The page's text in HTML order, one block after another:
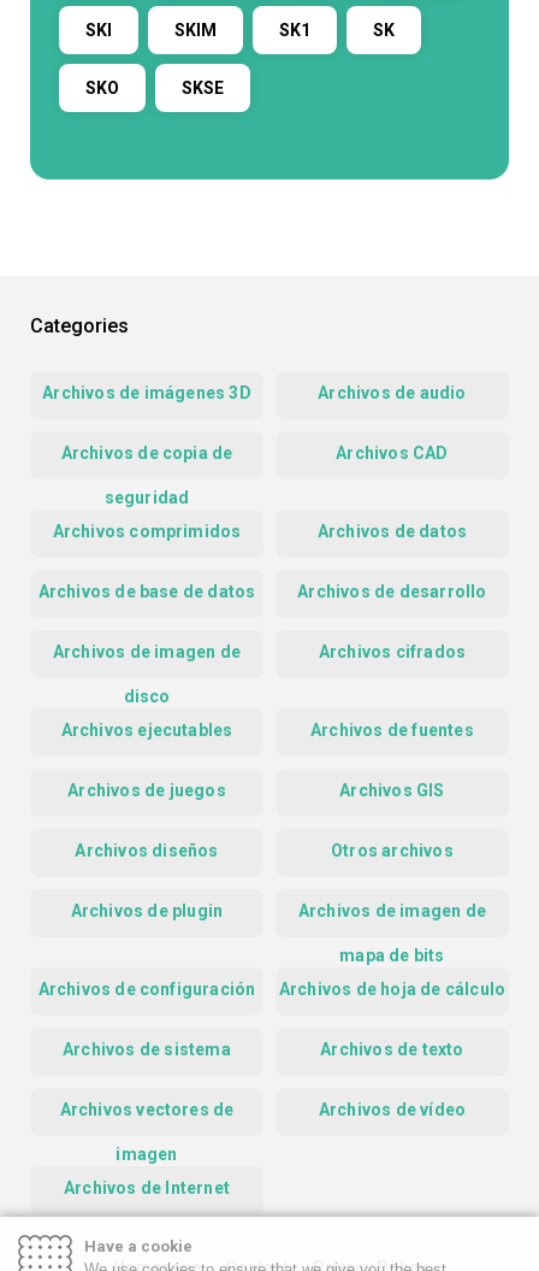
SKI SKIM SK1 SK
SKO SKSE
Categories
Archivos de imágenes 3D Archivos de audio
Archivos de copia de
seguridad
Archivos CAD
Archivos comprimidos Archivos de datos
Archivos de base de datos Archivos de desarrollo
Archivos de imagen de
disco
Archivos cifrados
Archivos ejecutables Archivos de fuentes
Archivos de juegos Archivos GIS
Archivos diseños Otros archivos
Archivos de plugin Archivos de imagen de
mapa de bits
Archivos de configuración
Archivos de hoja de cálculo
Archivos de sistema Archivos de texto
Archivos vectores de
imagen
Archivos de vídeo
Archivos de Internet
Have a cookie